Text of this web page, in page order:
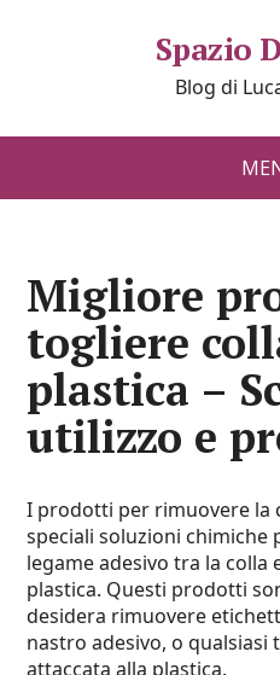
Spazio
Blog di
Migliore
togliere
plastica –
utilizzo e
I prodotti per rimuovere la
speciali soluzioni
legame adesivo tra la colla
plastica. Questi prodotti
desidera rimuovere
nastro adesivo, o qualsiasi
attaccata alla plastica.